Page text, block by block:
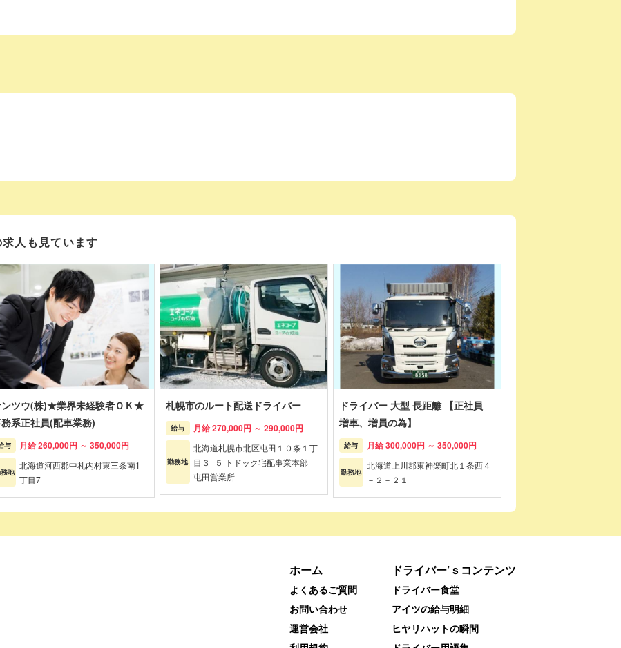
人も見ています
ツウ(株)★業界未経験者ＯＫ★
系正社員(配車業務)
与 月給 260,000円 ～ 350,000円
地
北海道河西郡中札内村東三条南1
丁目7
札幌市のルート配送ドライバー
給与 月給 270,000円 ～ 290,000円
勤務地
北海道札幌市北区屯田１０条１丁
目３−５ トドック宅配事業本部
屯田営業所
ドライバー 大型 長距離 【正社員
増車、増員の為】
給与 月給 300,000円 ～ 350,000円
勤務地
北海道上川郡東神楽町北１条西４
－２－２１
ホーム
よくあるご質問
お問い合わせ
運営会社
ドライバー’ｓコンテンツ
ドライバー食堂
アイツの給与明細
ヒヤリハットの瞬間